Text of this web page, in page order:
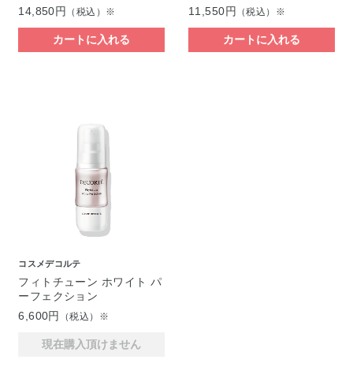
14,850円 （税込）※
カートに入れる
11,550円 （税込）※
カートに入れる
コスメデコルテ
フィトチューン ホワイト パ
ーフェクション
6,600円
（税込）※
現在購入頂けません